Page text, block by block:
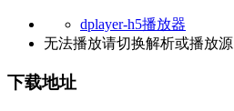
dplayer-h5播放器
无法播放请切换解析或播放源
下载地址